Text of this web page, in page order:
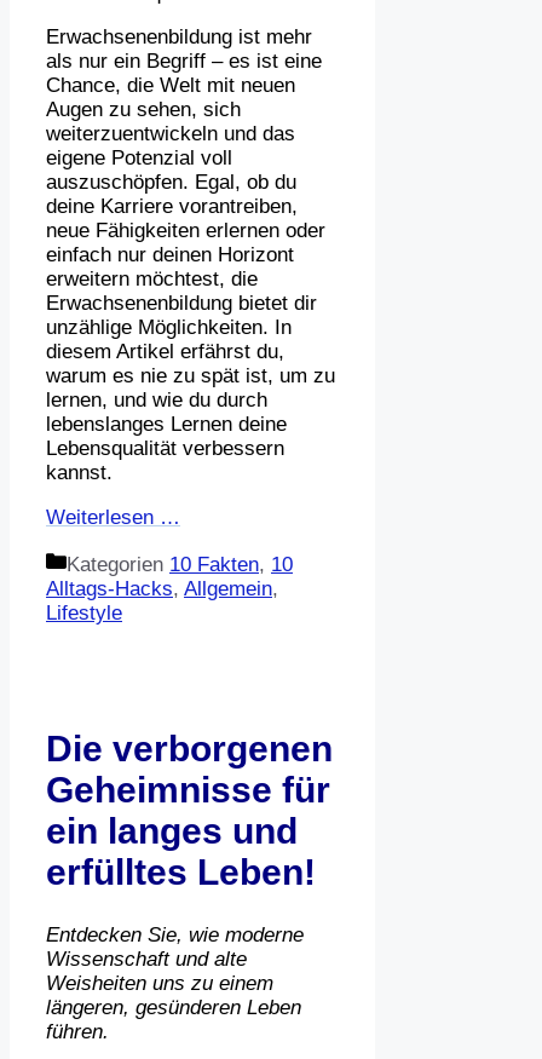
Erwachsenenbildung ist mehr
als nur ein Begriff – es ist eine
Chance, die Welt mit neuen
Augen zu sehen, sich
weiterzuentwickeln und das
eigene Potenzial voll
auszuschöpfen. Egal, ob du
deine Karriere vorantreiben,
neue Fähigkeiten erlernen oder
einfach nur deinen Horizont
erweitern möchtest, die
Erwachsenenbildung bietet dir
unzählige Möglichkeiten. In
diesem Artikel erfährst du,
warum es nie zu spät ist, um zu
lernen, und wie du durch
lebenslanges Lernen deine
Lebensqualität verbessern
kannst.
Weiterlesen …
Kategorien 10 Fakten, 10
Alltags-Hacks, Allgemein,
Lifestyle
Die verborgenen
Geheimnisse für
ein langes und
erfülltes Leben!
Entdecken Sie, wie moderne
Wissenschaft und alte
Weisheiten uns zu einem
längeren, gesünderen Leben
führen.